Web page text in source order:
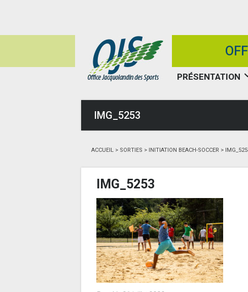
PRÉSENTATION
IMG_5253
ACCUEIL > SORTIES > INITIATION BEACH-SOCCER >
IMG_5253